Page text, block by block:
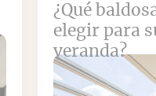
¿Qué
elegir para
veranda?